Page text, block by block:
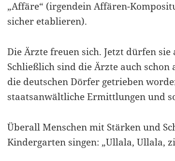
„Affäre“ (irgendein Affären-
sicher etablieren).
Die Ärzte freuen sich. Jetzt dürfen
Schließlich sind die Ärzte auch
die deutschen Dörfer getrieben
staatsanwältliche Ermittlungen und
Überall Menschen mit Stärken und
Kindergarten singen: „Ullala, Ullala,